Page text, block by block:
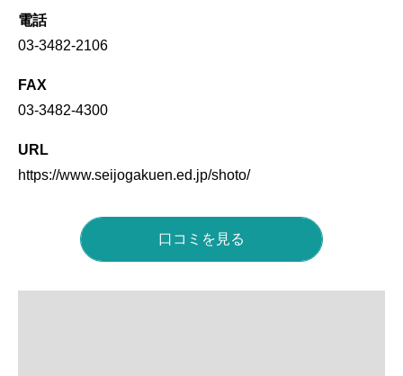
電話
03-3482-2106
FAX
03-3482-4300
URL
https://www.seijogakuen.ed.jp/shoto/
口コミを見る